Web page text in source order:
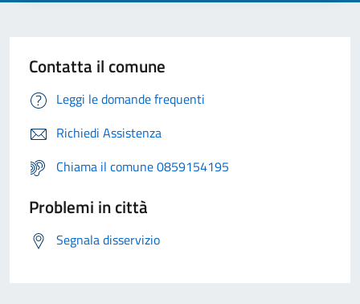
Contatta il comune
Leggi le domande frequenti
Richiedi Assistenza
Chiama il comune 0859154195
Problemi in città
Segnala disservizio